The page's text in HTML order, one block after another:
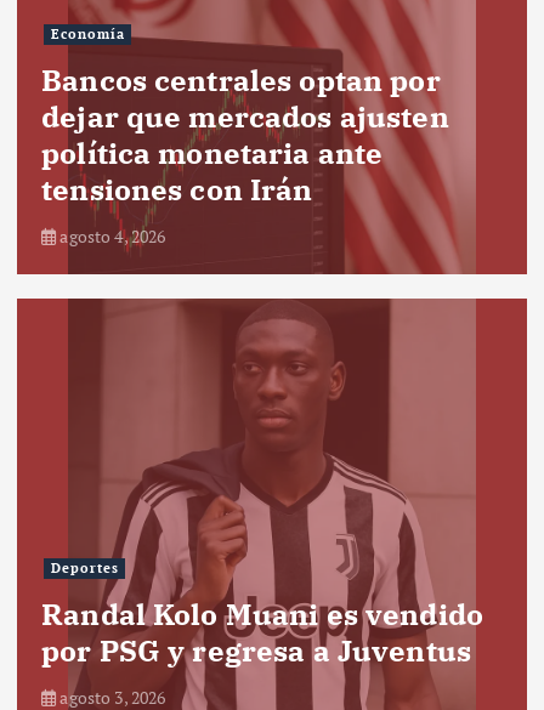
Economía
Bancos centrales optan por
dejar que mercados ajusten
política monetaria ante
tensiones con Irán
agosto 4, 2026
Deportes
Randal Kolo Muani es vendido
por PSG y regresa a Juventus
agosto 3, 2026